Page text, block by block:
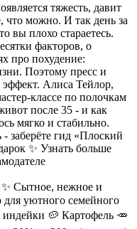
тяжесть, давит
что можно. И так день за
вы плохо стараетесь.
факторов, о
про похудение:
Поэтому пресс и
Алиса Тейлор,
классе по полочкам
после 35 - и как
мягко и стабильно.
заберёте гид «Плоский
✨ Узнать больше
Сытное, нежное и
уютного семейного
🥔 Картофель 🥕